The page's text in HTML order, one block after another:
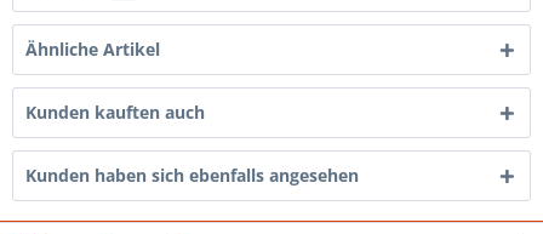
Ähnliche Artikel
Kunden kauften auch
Kunden haben sich ebenfalls angesehen